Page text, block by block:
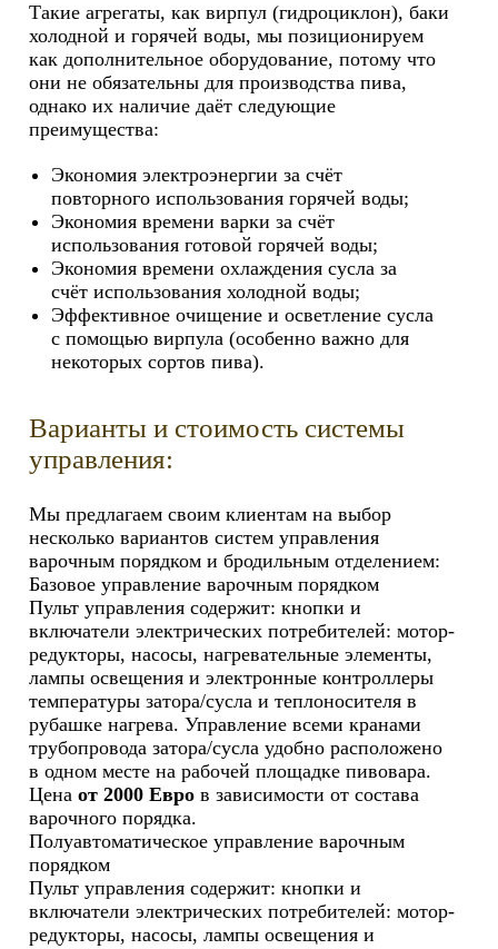
Такие агрегаты, как вирпул (гидроциклон), баки
холодной и горячей воды, мы позиционируем
как дополнительное оборудование, потому что
они не обязательны для производства пива,
однако их наличие даёт следующие
преимущества:
Экономия электроэнергии за счёт
повторного использования горячей воды;
Экономия времени варки за счёт
использования готовой горячей воды;
Экономия времени охлаждения сусла за
счёт использования холодной воды;
Эффективное очищение и осветление сусла
с помощью вирпула (особенно важно для
некоторых сортов пива).
Варианты и стоимость системы
управления:
Мы предлагаем своим клиентам на выбор
несколько вариантов систем управления
варочным порядком и бродильным отделением:
Базовое управление варочным порядком
Пульт управления содержит: кнопки и
включатели электрических потребителей: мотор-
редукторы, насосы, нагревательные элементы,
лампы освещения и электронные контроллеры
температуры затора/сусла и теплоносителя в
рубашке нагрева. Управление всеми кранами
трубопровода затора/сусла удобно расположено
в одном месте на рабочей площадке пивовара.
Ценаот 2000 Евро в зависимости от состава
варочного порядка.
Полуавтоматическое управление варочным
порядком
Пульт управления содержит: кнопки и
включатели электрических потребителей: мотор-
редукторы, насосы, лампы освещения и